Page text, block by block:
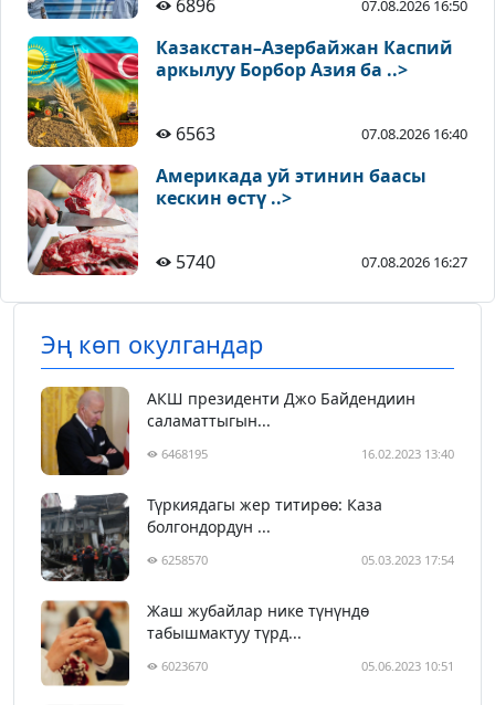
6896 07.08.2026 16:50
Казакстан–Азербайжан Каспий
аркылуу Борбор Азия ба ..>
6563 07.08.2026 16:40
Америкада уй этинин баасы
кескин өстү ..>
5740 07.08.2026 16:27
Эң көп окулгандар
АКШ президенти Джо Байдендиин
саламаттыгын...
6468195 16.02.2023 13:40
Түркиядагы жер титирөө: Каза
болгондордун ...
6258570 05.03.2023 17:54
Жаш жубайлар нике түнүндө
табышмактуу түрд...
6023670 05.06.2023 10:51